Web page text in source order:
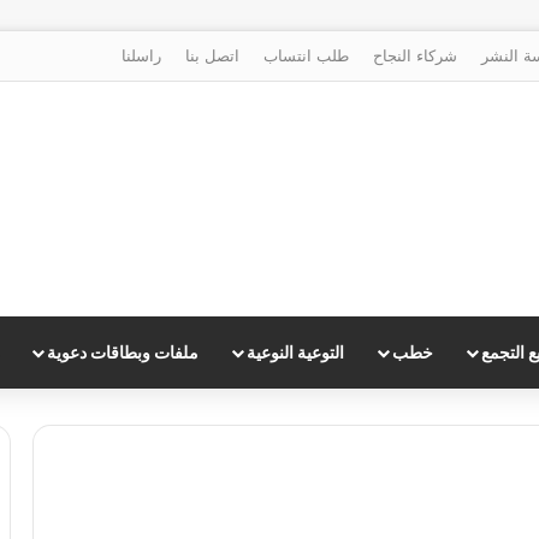
النشر شركاء النجاح طلب انتساب اتصل بنا راسلنا
التجمع خطب التوعية النوعية ملفات وبطاقات دعوية